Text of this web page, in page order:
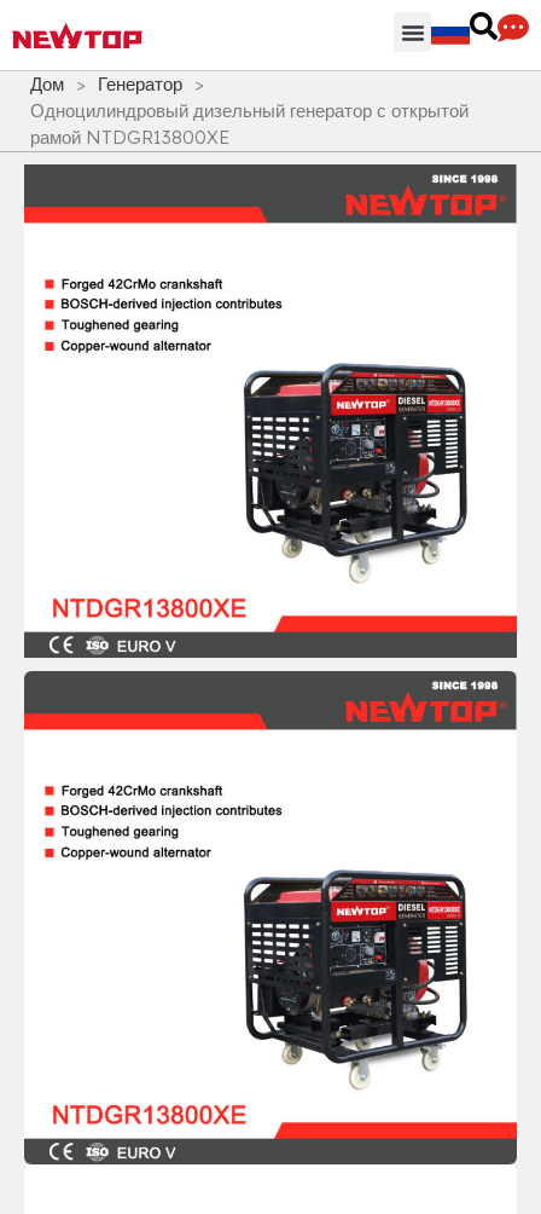
Дом > Генератор >
Одноцилиндровый дизельный генератор с открытой
рамой NTDGR13800XE